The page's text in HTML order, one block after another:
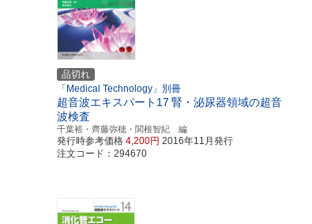
品切れ
「Medical Technology」別冊
超音波エキスパート17 腎・泌尿器領域の超音
波検査
千葉裕・齊藤弥穂・関根智紀 編
発行時参考価格 4,200円 2016年11月発行
注文コード：294670